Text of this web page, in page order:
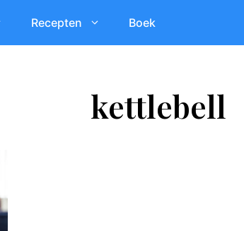
Recepten Boek
kettlebell